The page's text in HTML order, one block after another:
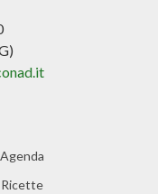
Agenda
Ricette